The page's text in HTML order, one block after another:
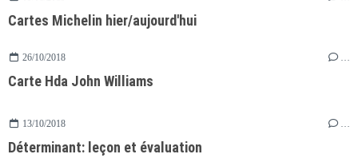
Cartes Michelin hier/aujourd'hui
26/10/2018 …
Carte Hda John Williams
13/10/2018
Déterminant: leçon et évaluation